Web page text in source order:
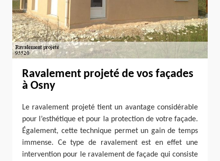
Ravalement projeté de vos façades
à Osny
Le ravalement projeté tient un avantage considérable
pour l’esthétique et pour la protection de votre façade.
Également, cette technique permet un gain de temps
immense. Ce type de ravalement est en effet une
intervention pour le ravalement de façade qui consiste